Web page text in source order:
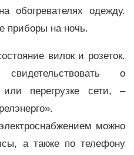
обогревателях одежду.
приборы на ночь.
вилок и розеток.
о
или перегрузке сети, –
можно
а также по телефону